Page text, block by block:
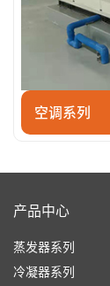
空调系列
产品中心
蒸发器系列
冷凝器系列